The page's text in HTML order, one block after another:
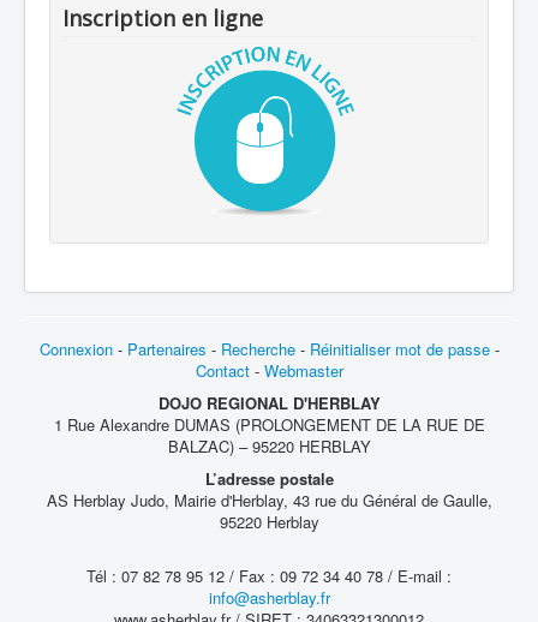
Inscription en ligne
Connexion - Partenaires - Recherche- Réinitialiser mot de passe-
Contact- Webmaster
DOJO REGIONAL D'HERBLAY
1 Rue Alexandre DUMAS (PROLONGEMENT DE LA RUE DE
BALZAC) – 95220 HERBLAY
L’adresse postale
AS Herblay Judo, Mairie d'Herblay, 43 rue du Général de Gaulle,
95220 Herblay
Tél : 07 82 78 95 12 / Fax : 09 72 34 40 78 / E-mail :
info@asherblay.fr